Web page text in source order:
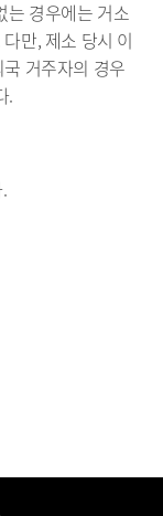
는 경우에는 거소
만, 제소 당시 이
거주자의 경우
.